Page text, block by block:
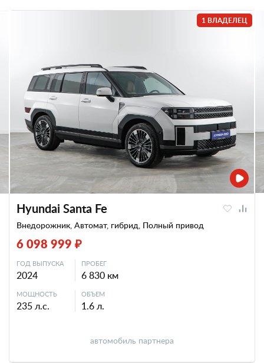
1 ВЛАДЕЛЕЦ
Hyundai Santa Fe
Внедорожник, Автомат, гибрид, Полный привод
6 098 999 ₽
ГОД ВЫПУСКА
2024
ПРОБЕГ
6 830 км
МОЩНОСТЬ
235 л.с.
ОБЪЕМ
1.6 л.
автомобиль партнера